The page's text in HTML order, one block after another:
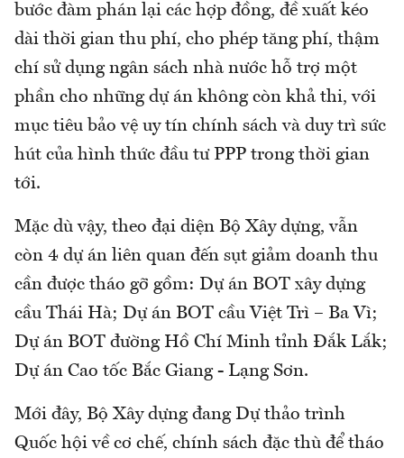
bước đàm phán lại các hợp đồng, đề xuất kéo
dài thời gian thu phí, cho phép tăng phí, thậm
chí sử dụng ngân sách nhà nước hỗ trợ một
phần cho những dự án không còn khả thi, với
mục tiêu bảo vệ uy tín chính sách và duy trì sức
hút của hình thức đầu tư PPP trong thời gian
tới.
Mặc dù vậy, theo đại diện Bộ Xây dựng, vẫn
còn 4 dự án liên quan đến sụt giảm doanh thu
cần được tháo gỡ gồm: Dự án BOT xây dựng
cầu Thái Hà; Dự án BOT cầu Việt Trì – Ba Vì;
Dự án BOT đường Hồ Chí Minh tỉnh Đắk Lắk;
Dự án Cao tốc Bắc Giang - Lạng Sơn.
Mới đây, Bộ Xây dựng đang Dự thảo trình
Quốc hội về cơ chế, chính sách đặc thù để tháo